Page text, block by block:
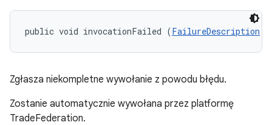
public void invocationFailed (FailureDescription
Zgłasza niekompletne wywołanie z powodu błędu.
Zostanie automatycznie wywołana przez platformę
TradeFederation.